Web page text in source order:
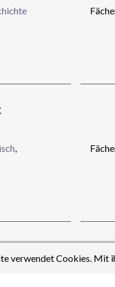
verwendet Cookies. Mit
,